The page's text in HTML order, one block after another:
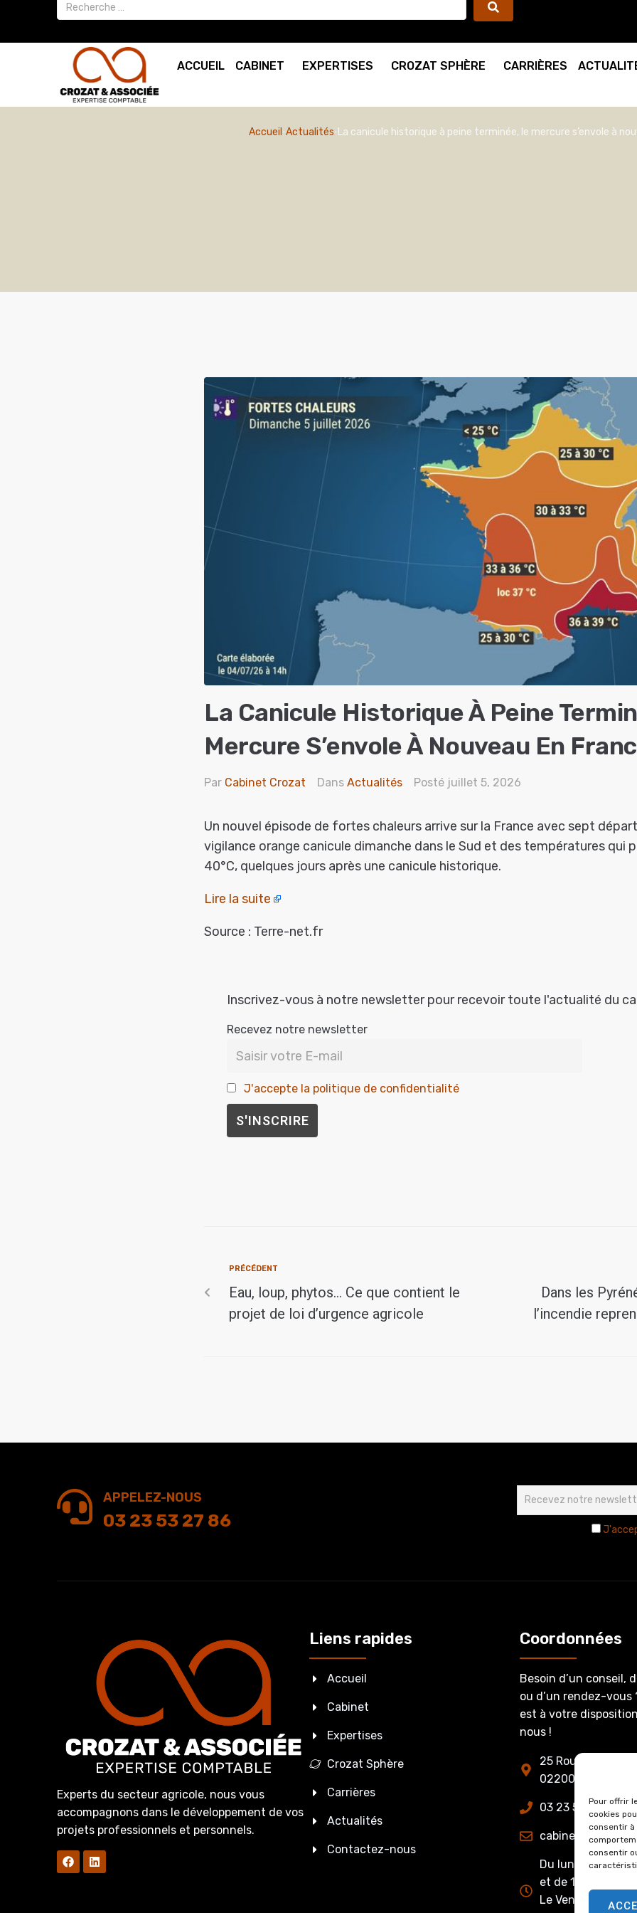
Pour offrir
cookies
consentir
consentir
ACCUEIL CABINET EXPERTISES CROZAT SPHÈRE CARRIÈRES
Accueil Actualités La canicule historique à peine terminée, le mercure s’envole à
La Canicule Historique À Peine
Mercure S’envole À Nouveau En
Par Cabinet Crozat Dans Actualités Posté juillet 5, 2026
Un nouvel épisode de fortes chaleurs arrive sur la France avec sept
vigilance orange canicule dimanche dans le Sud et des températures qui
40°C, quelques jours après une canicule historique.
Lire la suite
Source : Terre-net.fr
Inscrivez-vous à notre newsletter pour recevoir toute l'actualité du
Recevez notre newsletter
J'accepte la politique de confidentialité
PRÉCÉDENT
Eau, loup, phytos… Ce que contient le
projet de loi d’urgence agricole
Dans les
l’incendie
APPELEZ-NOUS
03 23 53 27 86
Experts du secteur agricole, nous vous
accompagnons dans le développement de vos
projets professionnels et personnels.
Liens rapides
Accueil
Cabinet
Expertises
Crozat Sphère
Carrières
Actualités
Contactez-nous
Coordonnées
Besoin d’un conseil,
ou d’un rendez-vous
est à votre
nous !
25 Route de Fère-
02200 Belleu
03 23 53 27 86
Du lundi au jeudi :
et de 13h15 à
Le Vendredi : de